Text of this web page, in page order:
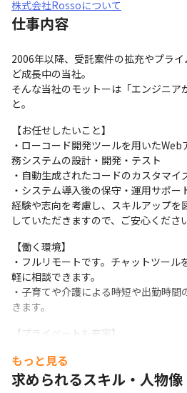
株式会社Rossoについて
仕事内容
2006年以降、受託案件の拡充やプラ
ど成長中の当社。
そんな当社のモットーは「エンジニア
と。
【お任せしたいこと】
・ローコード開発ツールを用いた
務システムの設計・開発・テスト
・自動生成されたコードのカスタマ
・システム導入後の保守・運用サポー
経験や志向を考慮し、スキルアップを
していただきますので、ご安心くださ
【働く環境】
・フルリモートです。チャットツー
軽に相談できます。
・子育てや介護による時短や出勤時
きます。
【プライベートも充実】
■残業月平均10時間程度
オフも充実させながら、長く活躍できま
もっと見る
求められるスキル・人物像